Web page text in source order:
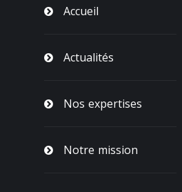
Accueil
Actualités
Nos expertises
Notre mission